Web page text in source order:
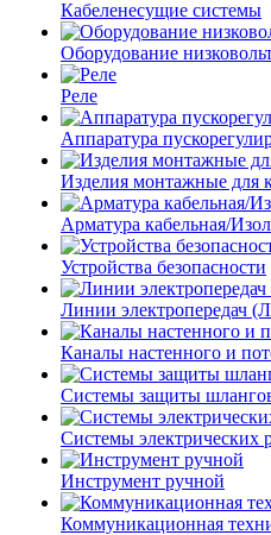
Кабеленесущие системы
Оборудование
Реле
Аппаратура
Изделия монтажные для
Арматура кабельная/
Устройства безопасности
Линии электропередач
Каналы настенного и
Системы защиты
Системы электрических
Инструмент ручной
Коммуникационная